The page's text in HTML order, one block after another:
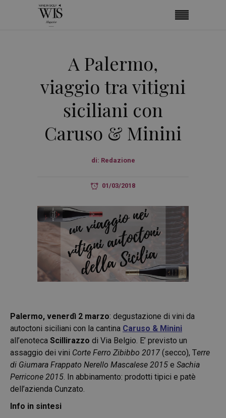
A Palermo,
viaggio tra vitigni
siciliani con
Caruso & Minini
di: Redazione
01/03/2018
Palermo, venerdì 2 marzo: degustazione di vini da
autoctoni siciliani con la cantina Caruso & Minini
all’enoteca Scillirazzo di Via Belgio. E’ previsto un
assaggio dei vini Corte Ferro Zibibbo 2017 (secco), Terre
di Giumara Frappato Nerello Mascalese 2015 e Sachia
Perricone 2015. In abbinamento: prodotti tipici e patè
dell’azienda Cunzato.
Info in sintesi